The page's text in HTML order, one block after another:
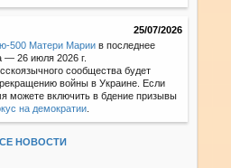
25/07/2026
500 Матери Марии в последнее
— 26 июля 2026 г.
сообщества будет
войны в Украине. Если
можете включить в бдение призывы
на демократии
НОВОСТИ